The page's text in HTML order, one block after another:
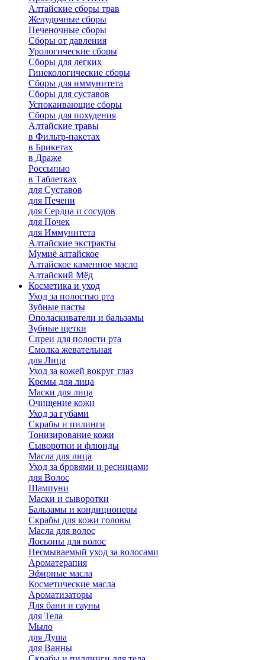
Алтайские сборы трав
Желудочные сборы
Печеночные сборы
Сборы от давления
Урологические сборы
Сборы для легких
Гинекологические сборы
Сборы для иммунитета
Сборы для суставов
Успокаивающие сборы
Сборы для похудения
Алтайские травы
в Фильтр-пакетах
в Брикетах
в Драже
Россыпью
в Таблетках
для Cуставов
для Печени
для Сердца и сосудов
для Почек
для Иммунитета
Алтайские экстракты
Мумиё алтайское
Алтайское каменное масло
Алтайский Мёд
Косметика и уход
Уход за полостью рта
Зубные пасты
Ополаскиватели и бальзамы
Зубные щетки
Спреи для полости рта
Смолка жевательная
для Лица
Уход за кожей вокруг глаз
Кремы для лица
Маски для лица
Очищение кожи
Уход за губами
Скрабы и пилинги
Тонизирование кожи
Сыворотки и флюиды
Масла для лица
Уход за бровями и ресницами
для Волос
Шампуни
Маски и сыворотки
Бальзамы и кондиционеры
Скрабы для кожи головы
Масла для волос
Лосьоны для волос
Несмываемый уход за волосами
Ароматерапия
Эфирные масла
Косметические масла
Ароматизаторы
Для бани и сауны
для Тела
Мыло
для Душа
для Ванны